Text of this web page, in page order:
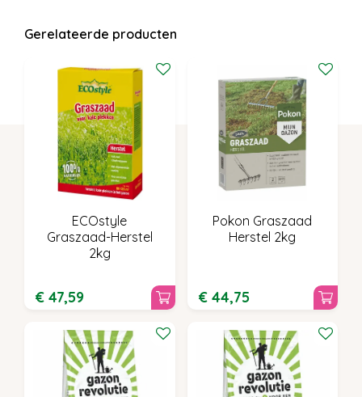
Gerelateerde producten
ECOstyle
Graszaad-Herstel
2kg
€ 47,59
Pokon Graszaad
Herstel 2kg
€ 44,75